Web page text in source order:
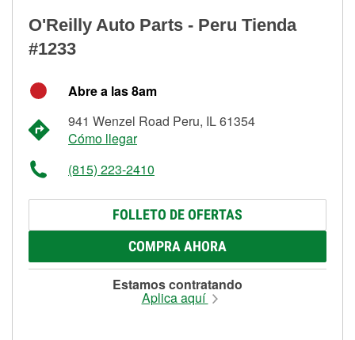
O'Reilly Auto Parts - Peru Tienda
#1233
Abre a las 8am
941 Wenzel Road Peru, IL 61354
Cómo llegar
(815) 223-2410
FOLLETO DE OFERTAS
COMPRA AHORA
Estamos contratando
Aplica aquí